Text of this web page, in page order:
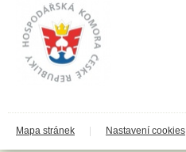
Claro
Cleanzy s.r.o.
Cleary Group Italy
Clovin Germany
Codaa
Colgate - Palmolive
Coty
Coyote
Dalli
Dalli - Werkge Germany
Mapa stránek Nastavení cookies